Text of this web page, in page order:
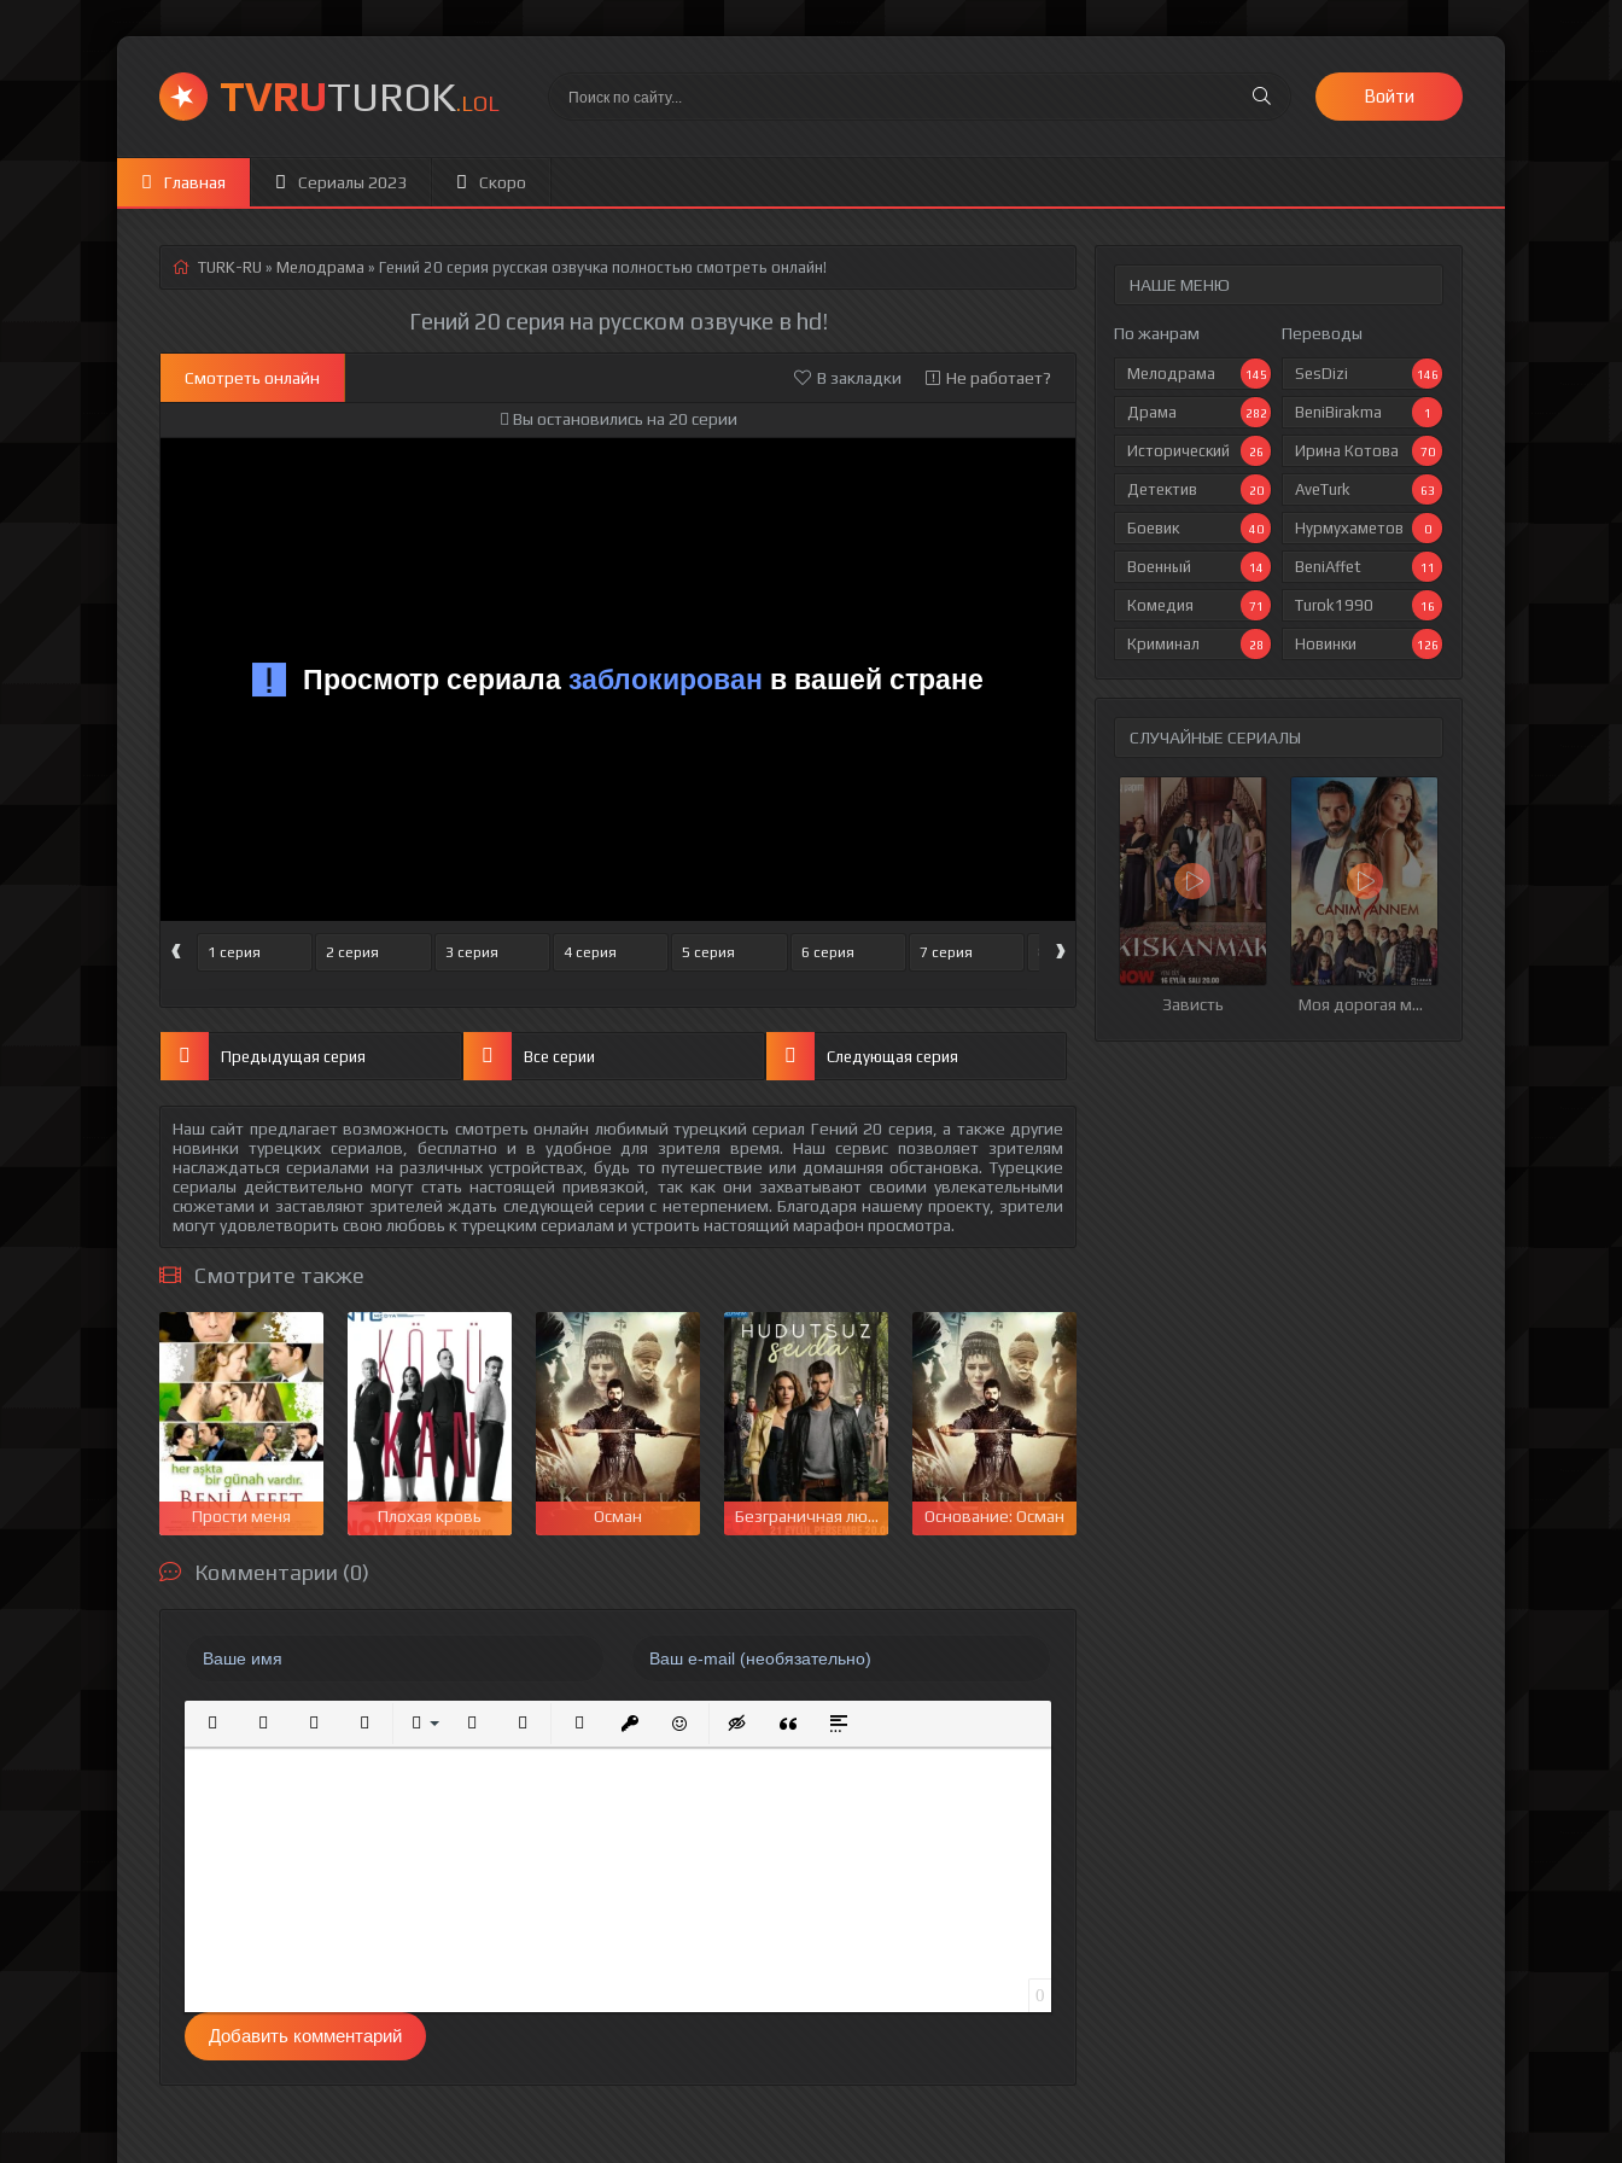
TVRUTUROK.LOL Войти
Главная Сериалы 2023 Скоро
НАШЕ МЕНЮ
По жанрам
Мелодрама 145
Драма 282
Исторический 26
Детектив 20
Боевик 40
Военный 14
Комедия 71
Криминал 28
Переводы
SesDizi 146
BeniBirakma 1
Ирина Котова 70
AveTurk 63
Нурмухаметов 0
BeniAffet 11
Turok1990 16
Новинки 126
СЛУЧАЙНЫЕ СЕРИАЛЫ
Зависть Моя дорогая мама
TURK-RU » Мелодрама » Гений 20 серия русская озвучка полностью смотреть онлайн!
Гений 20 серия на русском озвучке в hd!
Смотреть онлайн В закладки Не работает?
Вы остановились на 20 серии
‹ 1 серия 2 серия 3 серия 4 серия 5 серия 6 серия 7 серия 8 серия 9 серия 10 серия 11 серия
›
Предыдущая серия Все серии Следующая серия
Наш сайт предлагает возможность смотреть онлайн любимый турецкий сериал Гений 20 серия, а также другие
новинки турецких сериалов, бесплатно и в удобное для зрителя время. Наш сервис позволяет зрителям
наслаждаться сериалами на различных устройствах, будь то путешествие или домашняя обстановка. Турецкие
сериалы действительно могут стать настоящей привязкой, так как они захватывают своими увлекательными
сюжетами и заставляют зрителей ждать следующей серии с нетерпением. Благодаря нашему проекту, зрители
могут удовлетворить свою любовь к турецким сериалам и устроить настоящий марафон просмотра.
Смотрите также
Прости меня Плохая кровь Осман Безграничная любовь Основание: Осман
Комментарии (0)
Полужирный
КурсивПодчеркнутый
ЗачеркнутыйВыравнивание
Нумерованный список
Маркированный список
Вставить ссылку
Вставить защищенную ссылку
Вставить смайлик
Вставка скрытого текста
Вставка цитаты
Вставка спойлера
0
Добавить комментарий